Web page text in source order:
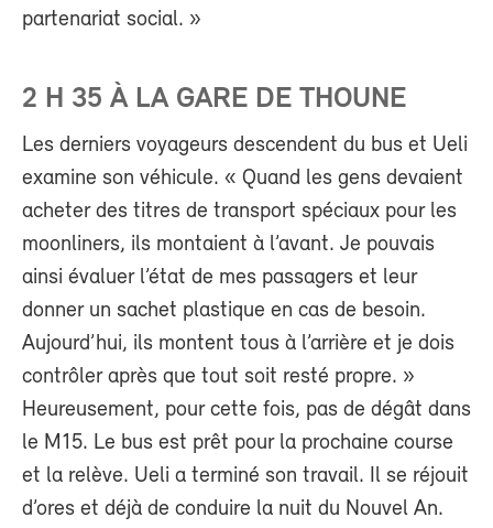
partenariat social. »
2 H 35 À LA GARE DE THOUNE
Les derniers voyageurs descendent du bus et Ueli
examine son véhicule. « Quand les gens devaient
acheter des titres de transport spéciaux pour les
moonliners, ils montaient à l’avant. Je pouvais
ainsi évaluer l’état de mes passagers et leur
donner un sachet plastique en cas de besoin.
Aujourd’hui, ils montent tous à l’arrière et je dois
contrôler après que tout soit resté propre. »
Heureusement, pour cette fois, pas de dégât dans
le M15. Le bus est prêt pour la prochaine course
et la relève. Ueli a terminé son travail. Il se réjouit
d’ores et déjà de conduire la nuit du Nouvel An.